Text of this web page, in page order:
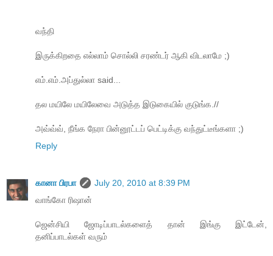
வந்தி
இருக்கிறதை எல்லாம் சொல்லி சரண்டர் ஆகி விடலாமே ;)
எம்.எம்.அப்துல்லா said...
தல மயிலே மயிலேவை அடுத்த இடுகையில் குடுங்க.//
அவ்வ்வ், நீங்க நேரா பின்னூட்டப் பெட்டிக்கு வந்துட்டீங்களா ;)
Reply
கானா பிரபா
July 20, 2010 at 8:39 PM
வாங்கோ ரிஷான்
ஜென்சியி ஜோடிப்பாடல்களைத் தான் இங்கு இட்டேன்,
தனிப்பாடல்கள் வரும்